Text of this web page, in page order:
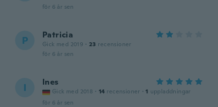
för 6 år sen
P Patricia
Gick med 2019 · 23 recensioner
för 6 år sen
I Ines
Gick med 2018 · 14 recensioner · 1 uppladdningar
för 6 år sen